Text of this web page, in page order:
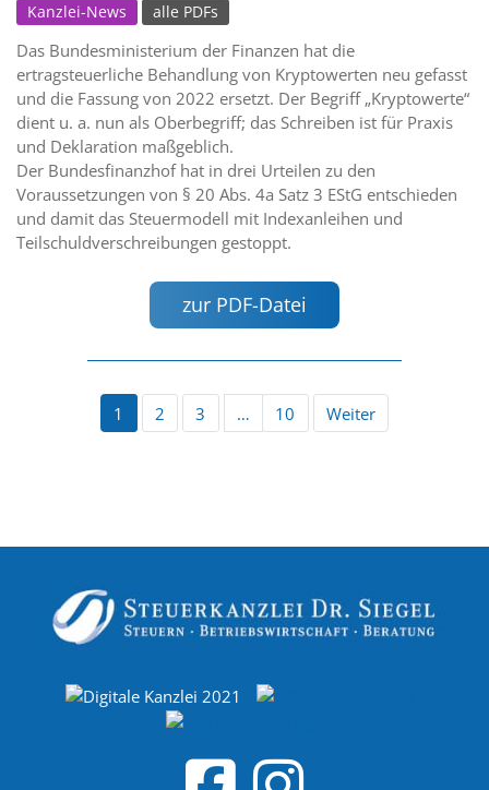
Kanzlei-News alle PDFs
Das Bundesministerium der Finanzen hat die
ertragsteuerliche Behandlung von Kryptowerten neu gefasst
und die Fassung von 2022 ersetzt. Der Begriff „Kryptowerte“
dient u. a. nun als Oberbegriff; das Schreiben ist für Praxis
und Deklaration maßgeblich.
Der Bundesfinanzhof hat in drei Urteilen zu den
Voraussetzungen von § 20 Abs. 4a Satz 3 EStG entschieden
und damit das Steuermodell mit Indexanleihen und
Teilschuldverschreibungen gestoppt.
zur PDF-Datei
1 2 3 … 10 Weiter